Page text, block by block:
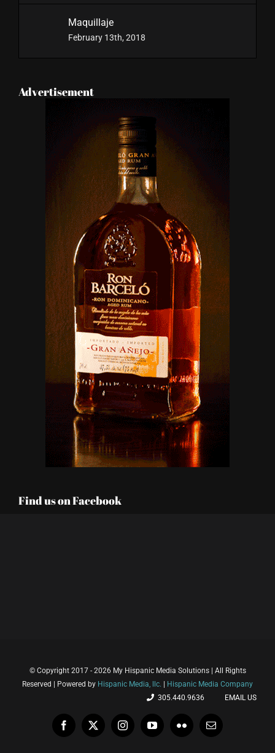
Maquillaje
February 13th, 2018
Advertisement
Find us on Facebook
© Copyright 2017 - 2026 My Hispanic Media Solutions | All Rights
Reserved | Powered by Hispanic Media, llc.
Hispanic Media Company
305.440.9636
EMAIL US
Facebook
X InstagramYouTubeFlickr Email